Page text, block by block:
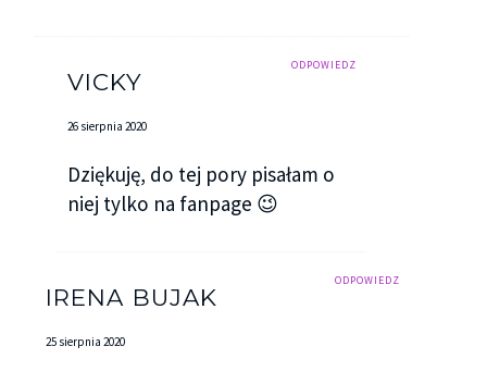
ODPOWIEDZ
VICKY
26 sierpnia 2020
Dziękuję, do tej pory pisałam o
niej tylko na fanpage 😉
ODPOWIEDZ
IRENA BUJAK
25 sierpnia 2020